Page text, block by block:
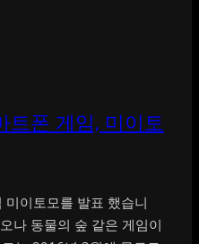
트폰 게임, 미이토
이토모를 발표 했습니
나 동물의 숲 같은 게임이